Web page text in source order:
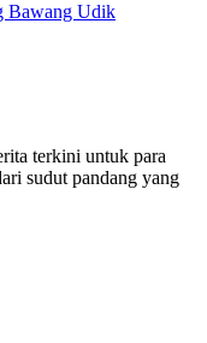
Bawang Udik
terkini untuk para
sudut pandang yang